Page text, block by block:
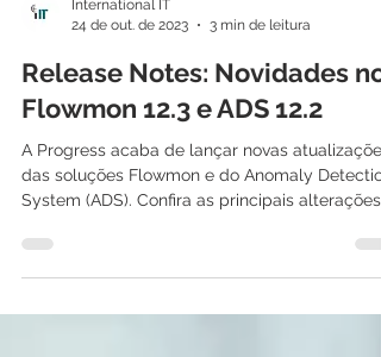
24 de out. de 2023
3 min de leitura
Release Notes: Novidades no
Flowmon 12.3 e ADS 12.2
A Progress acaba de lançar novas atualizações
System (ADS). Confira as principais alterações...